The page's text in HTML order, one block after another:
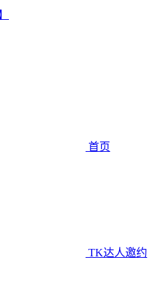
首页
TK达人邀约